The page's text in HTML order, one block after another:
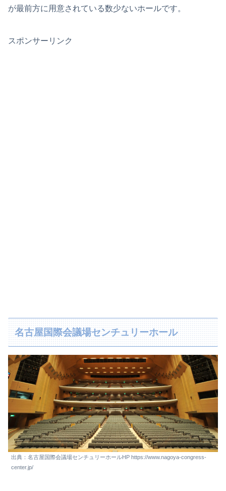
が最前方に用意されている数少ないホールです。
スポンサーリンク
名古屋国際会議場センチュリーホール
出典：名古屋国際会議場センチュリーホールHP https://www.nagoya-congress-
center.jp/